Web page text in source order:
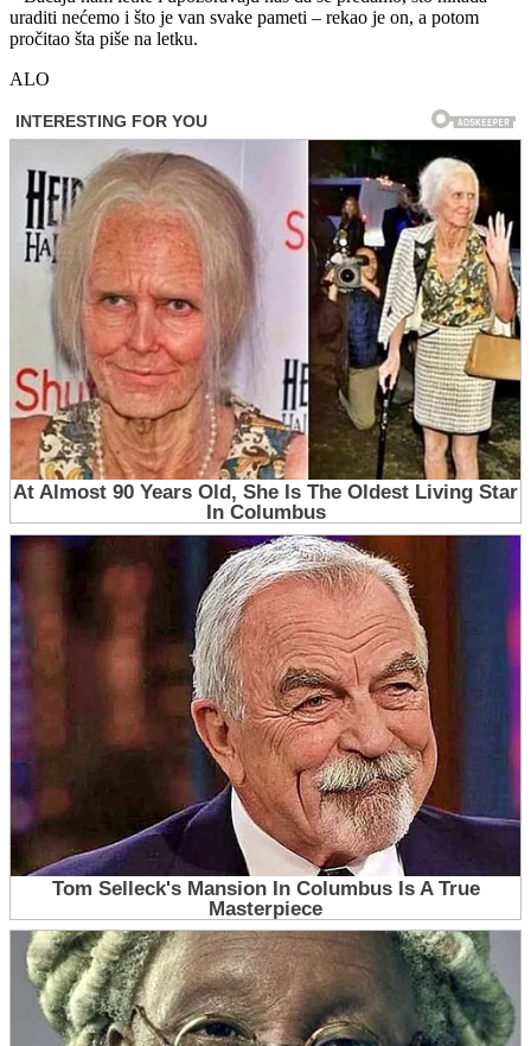
uraditi nećemo i što je van svake pameti – rekao je on, a potom
pročitao šta piše na letku.
ALO